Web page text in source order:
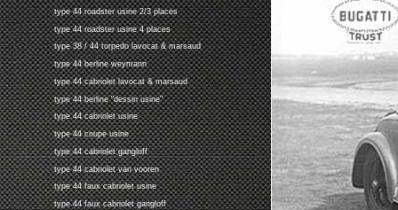
type 44 roadster usine 2/3 places
type 44 roadster usine 4 places
type 38 / 44 torpedo lavocat & marsaud
type 44 berline weymann
type 44 cabriolet lavocat & marsaud
type 44 berline "dessin usine"
type 44 cabriolet usine
type 44 coupe usine
type 44 cabriolet gangloff
type 44 cabriolet van vooren
type 44 faux cabriolet usine
type 44 faux cabriolet gangloff